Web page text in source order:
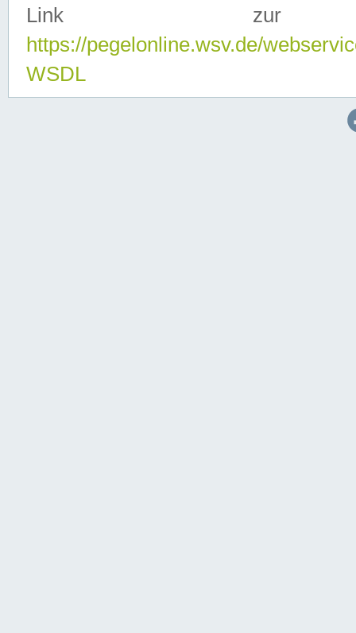
Link zur
https://pegelonline.wsv.de/
WSDL